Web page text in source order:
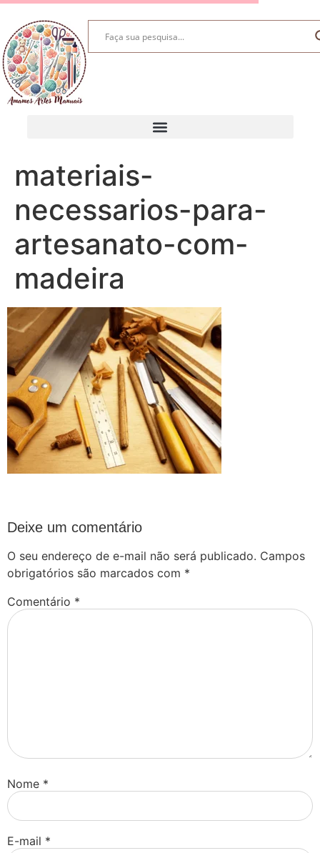
materiais-
necessarios-para-
artesanato-com-
madeira
Deixe um comentário
O seu endereço de e-mail não será publicado. Campos
obrigatórios são marcados com *
Comentário *
Nome *
E-mail *